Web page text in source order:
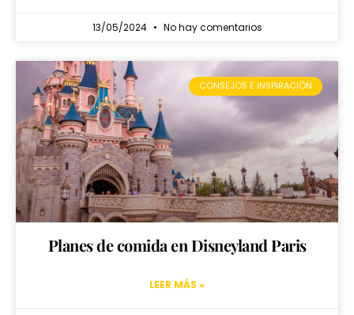
13/05/2024 No hay comentarios
CONSEJOS E INSPIRACIÓN
Planes de comida en Disneyland Paris
LEER MÁS »